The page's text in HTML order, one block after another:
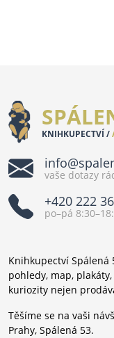
KNIHKUPECTVÍ /
vaše dotazy
+420 222
po–pá
Knihkupectví Spálená
pohledy, map,
kuriozity nejen
Těšíme se na vaši
Prahy, Spálená 53.